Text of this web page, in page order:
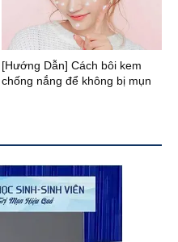
[Hướng Dẫn] Cách bôi kem
chống nắng để không bị mụn